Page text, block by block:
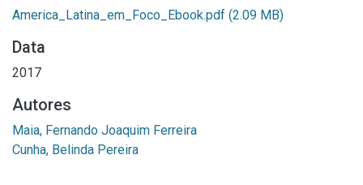
America_Latina_em_Foco_Ebook.pdf (2.09 MB)
Data
2017
Autores
Maia, Fernando Joaquim Ferreira
Cunha, Belinda Pereira